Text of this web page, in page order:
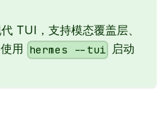
TUI，支持模态覆盖层、
用 hermes --tui 启动